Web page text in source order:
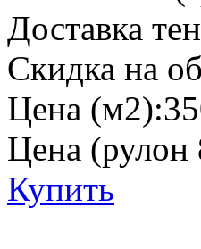
Доставка
Скидка на
Цена (м2):
Цена (рулон
Купить